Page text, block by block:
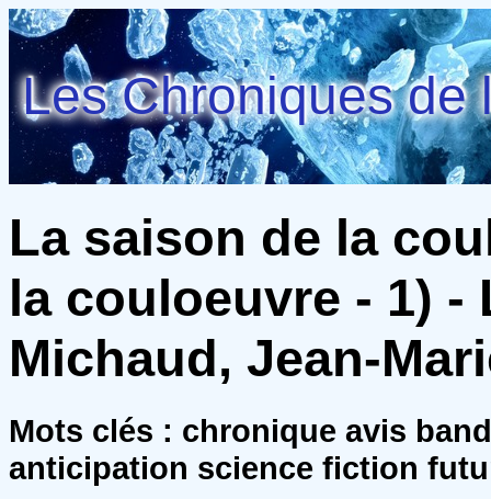
Les Chroniques de
La saison de la
la couloeuvre - 1) -
Michaud, Jean-
Mots clés : chronique avis
anticipation science fiction